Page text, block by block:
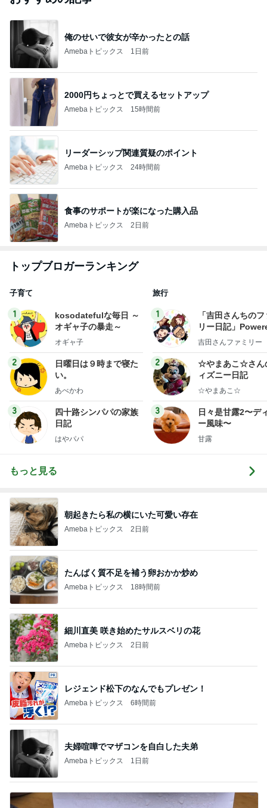
俺のせいで彼女が辛かったとの話
Amebaトピックス 1日前
2000円ちょっとで買えるセットアップ
Amebaトピックス 15時間前
リーダーシップ関連質疑のポイント
Amebaトピックス 24時間前
食事のサポートが楽になった購入品
Amebaトピックス 2日前
トップブロガーランキング
子育て
1
kosodatefulな毎日 ～
オギャ子の暴走～
オギャ子
2
日曜日は９時まで寝た
い。
あべかわ
3
四十路シンパパの家族
日記
はやパパ
旅行
1
「吉田さんちの
リー日記」
y Ameba 吉田さ
ログ
吉田さんファミリー
2
☆やまあこ☆さん
ィズニー日記
☆やまあこ☆
3
日々是甘露2〜デ
ー風味〜
甘露
もっと見る
朝起きたら私の横にいた可愛い存在
Amebaトピックス 2日前
たんぱく質不足を補う卵おかか炒め
Amebaトピックス 18時間前
細川直美 咲き始めたサルスベリの花
Amebaトピックス 2日前
レジェンド松下のなんでもプレゼン！
Amebaトピックス 6時間前
夫婦喧嘩でマザコンを自白した夫弟
Amebaトピックス 1日前